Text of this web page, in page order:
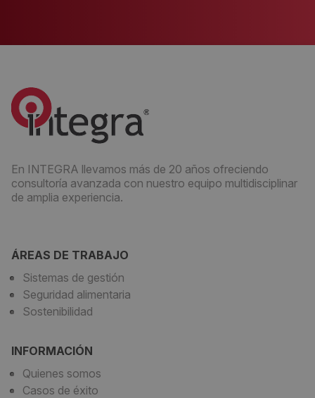
En INTEGRA llevamos más de 20 años ofreciendo
consultoría avanzada con nuestro equipo multidisciplinar
de amplia experiencia.
ÁREAS DE TRABAJO
Sistemas de gestión
Seguridad alimentaria
Sostenibilidad
INFORMACIÓN
Quienes somos
Casos de éxito